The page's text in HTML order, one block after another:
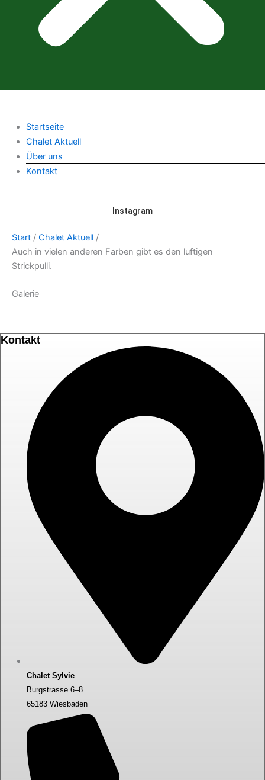
Startseite
Chalet Aktuell
Über uns
Kontakt
Instagram
Start / Chalet Aktuell /
Auch in vielen anderen Farben gibt es den luftigen
Strickpulli.
Galerie
Kontakt
Chalet Sylvie
Burgstrasse 6–8
65183 Wiesbaden